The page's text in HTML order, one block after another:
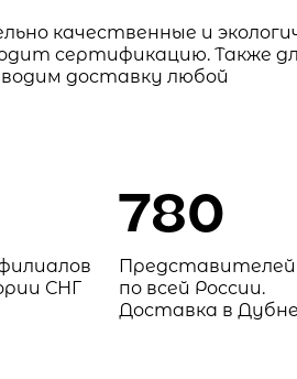
качественные и
сертификацию. Также
доставку любой
СНГ
780
Представителей
по всей России.
Доставка в